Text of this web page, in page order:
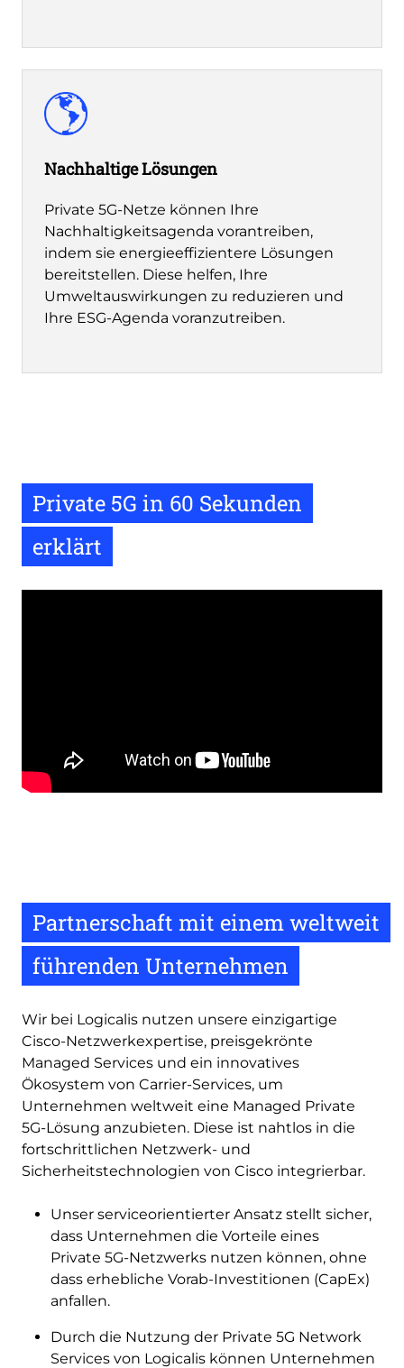
Nachhaltige Lösungen
Private 5G-Netze können Ihre
Nachhaltigkeitsagenda vorantreiben,
indem sie energieeffizientere Lösungen
bereitstellen. Diese helfen, Ihre
Umweltauswirkungen zu reduzieren und
Ihre ESG-Agenda voranzutreiben.
Private 5G in 60 Sekunden
erklärt
Partnerschaft mit einem weltweit
führenden Unternehmen
Wir bei Logicalis nutzen unsere einzigartige
Cisco-Netzwerkexpertise, preisgekrönte
Managed Services und ein innovatives
Ökosystem von Carrier-Services, um
Unternehmen weltweit eine Managed Private
5G-Lösung anzubieten. Diese ist nahtlos in die
fortschrittlichen Netzwerk- und
Sicherheitstechnologien von Cisco integrierbar.
Unser serviceorientierter Ansatz stellt sicher,
dass Unternehmen die Vorteile eines
Private 5G-Netzwerks nutzen können, ohne
dass erhebliche Vorab-Investitionen (CapEx)
anfallen.
Durch die Nutzung der Private 5G Network
Services von Logicalis können Unternehmen